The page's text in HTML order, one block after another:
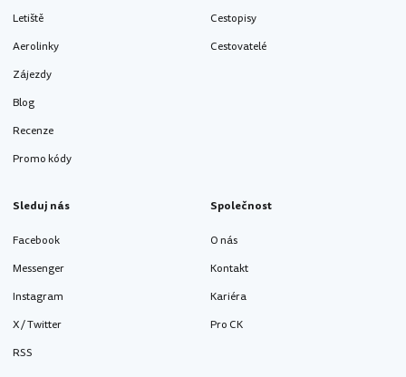
Letiště
Aerolinky
Zájezdy
Blog
Recenze
Promo kódy
Cestopisy
Cestovatelé
Sleduj nás
Facebook
Messenger
Instagram
X / Twitter
RSS
Společnost
O nás
Kontakt
Kariéra
Pro CK